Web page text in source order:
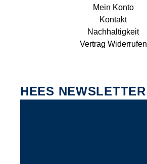
Mein Konto
Kontakt
Nachhaltigkeit
Vertrag Widerrufen
HEES NEWSLETTER